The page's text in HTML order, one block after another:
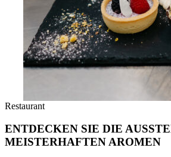
Restaurant
ENTDECKEN SIE DIE
MEISTERHAFTEN AROMEN